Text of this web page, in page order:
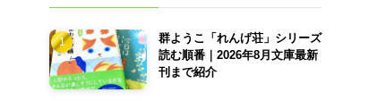
群ようこ「れんげ荘」シリーズ
読む順番｜2026年8月文庫最新
刊まで紹介